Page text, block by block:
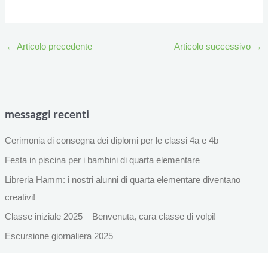
messaggi recenti
Cerimonia di consegna dei diplomi per le classi 4a e 4b
Festa in piscina per i bambini di quarta elementare
Libreria Hamm: i nostri alunni di quarta elementare diventano
creativi!
Classe iniziale 2025 – Benvenuta, cara classe di volpi!
Escursione giornaliera 2025
← Articolo precedente Articolo successivo →